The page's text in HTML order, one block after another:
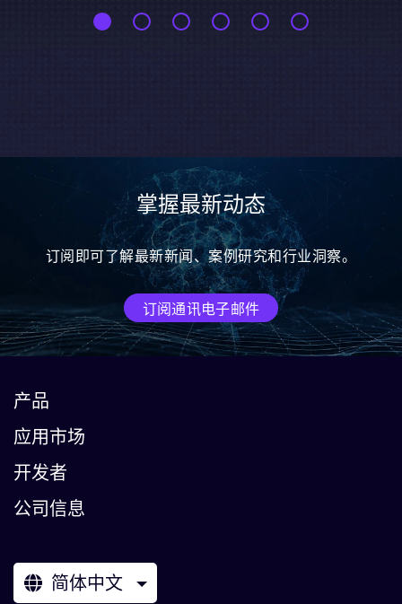
掌握最新动态
订阅即可了解最新新闻、案例研究和行业洞察。
订阅通讯电子邮件
产品
应用市场
开发者
公司信息
简体中文